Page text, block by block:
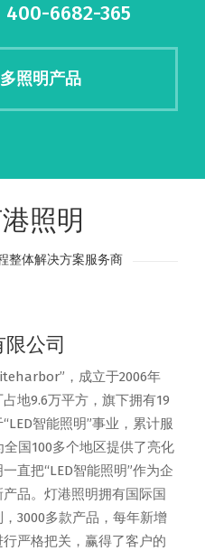
6682-365
照明产品
照明
整体解决方案服务商
公司
，成立于2006年
地9.6万平方，旗下拥有19
智能照明”事业，累计服
国100多个地区提供了亮化
直把“LED智能照明”作为企
品。灯港照明拥有国际国
3000多款产品，每年新增
严格把关，赢得了客户的